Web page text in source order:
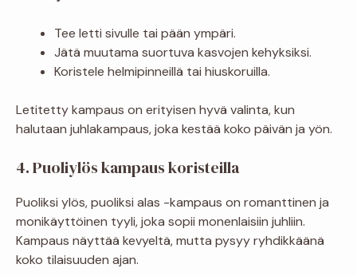
Tee letti sivulle tai pään ympäri.
Jätä muutama suortuva kasvojen kehyksiksi.
Koristele helmipinneillä tai hiuskoruilla.
Letitetty kampaus on erityisen hyvä valinta, kun
halutaan juhlakampaus, joka kestää koko päivän ja yön.
4. Puoliylös kampaus koristeilla
Puoliksi ylös, puoliksi alas -kampaus on romanttinen ja
monikäyttöinen tyyli, joka sopii monenlaisiin juhliin.
Kampaus näyttää kevyeltä, mutta pysyy ryhdikkäänä
koko tilaisuuden ajan.